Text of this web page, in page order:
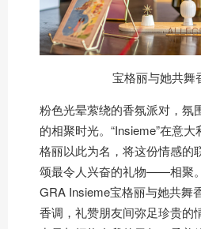
宝格丽与她共舞
粉色光晕萦绕的香氛派对，氛
的相聚时光。“Insieme”在意大
格丽以此为名，将这份情感的
颂最令人兴奋的礼物——相聚
GRA Insieme宝格丽与她共舞
香调，礼赞朋友间弥足珍贵的